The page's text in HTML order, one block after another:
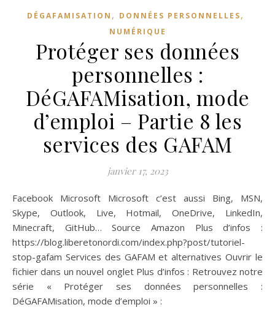
DÉGAFAMISATION , DONNÉES PERSONNELLES,
NUMÉRIQUE
Protéger ses données
personnelles :
DéGAFAMisation, mode
d’emploi – Partie 8 les
services des GAFAM
janvier 17, 2023
Facebook Microsoft Microsoft c’est aussi Bing, MSN,
Skype, Outlook, Live, Hotmail, OneDrive, LinkedIn,
Minecraft, GitHub… Source Amazon Plus d’infos :
https://blog.liberetonordi.com/index.php?post/tutoriel-
stop-gafam Services des GAFAM et alternatives Ouvrir le
fichier dans un nouvel onglet Plus d’infos : Retrouvez notre
série « Protéger ses données personnelles :
DéGAFAMisation, mode d’emploi » :